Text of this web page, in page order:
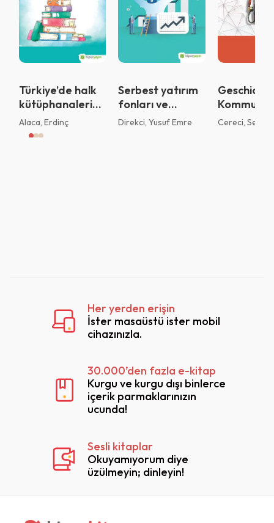
Türkiye’de halk
kütüphanaleri
için yenilikçi
örgüt kültürü ve
Alaca, Erdinç
Serbest yatırım
fonları ve
uyguladıkları
Direkci, Yusuf Emre Cereci, Sedat
Her yerden erişin
İster masaüstü ister mobil
cihazınızla.
30.000’den fazla e-kitap
Kurgu ve kurgu dışı binlerce
içerik parmaklarınızın
ucunda!
Sesli kitaplar
Okuyamıyorum diye
üzülmeyin; dinleyin!
Tamam
Vazgeç